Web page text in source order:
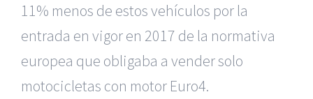
11% menos de estos vehículos por la
entrada en vigor en 2017 de la normativa
europea que obligaba a vender solo
motocicletas con motor Euro4.